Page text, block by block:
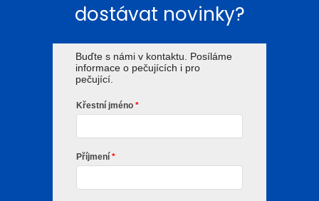
dostávat novinky?
Buďte s námi v kontaktu. Posíláme
informace o pečující­ch i pro
pečující­.
Křestní­ jméno
Příjmení­